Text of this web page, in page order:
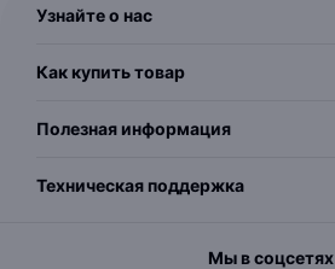
Узнайте о нас
Как купить товар
Полезная информация
Техническая поддержка
Мы в соцсетях